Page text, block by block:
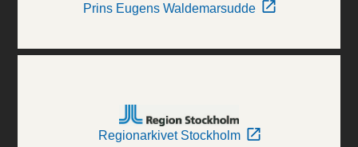
Prins Eugens Waldemarsudde
Regionarkivet Stockholm